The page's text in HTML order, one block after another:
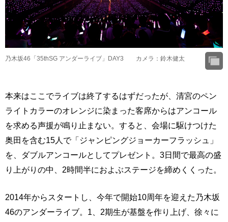
乃木坂46「35thSG アンダーライブ」DAY3 カメラ：鈴木健太
本来はここでライブは終了するはずだったが、清宮のペン
ライトカラーのオレンジに染まった客席からはアンコール
を求める声援が鳴り止まない。すると、会場に駆けつけた
奥田を含む15人で「ジャンピングジョーカーフラッシュ」
を、ダブルアンコールとしてプレゼント。3日間で最高の盛
り上がりの中、2時間半におよぶステージを締めくくった。
2014年からスタートし、今年で開始10周年を迎えた乃木坂
46のアンダーライブ。1、2期生が基盤を作り上げ、徐々に